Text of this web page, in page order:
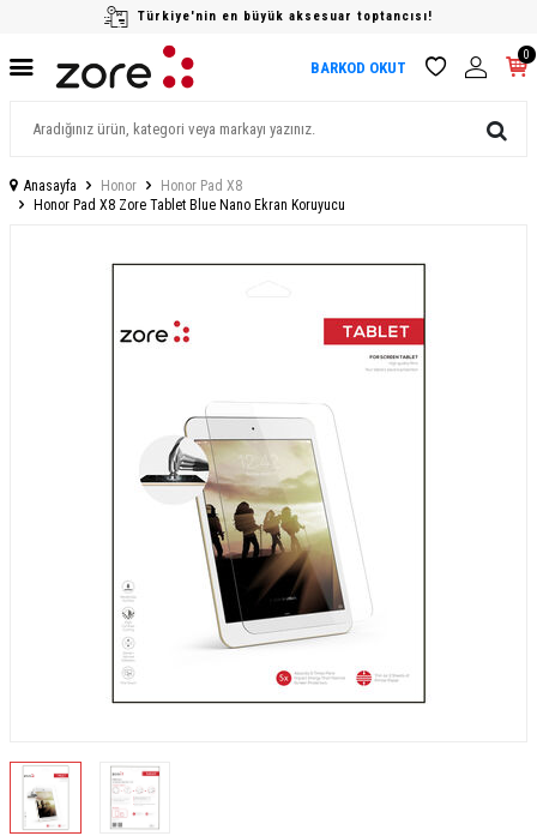
Türkiye'nin en büyük aksesuar toptancısı!
BARKOD OKUT
0
Anasayfa Honor
Honor Pad X8
Honor Pad X8 Zore Tablet Blue Nano Ekran Koruyucu